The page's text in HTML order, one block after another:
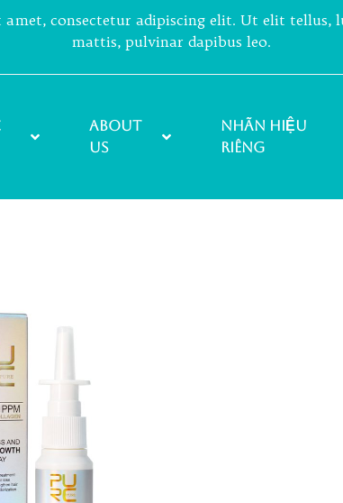
consectetur adipiscing elit. Ut elit tellus,
mattis, pulvinar dapibus leo.
About
Us
NHÃN HIỆU
RIÊNG